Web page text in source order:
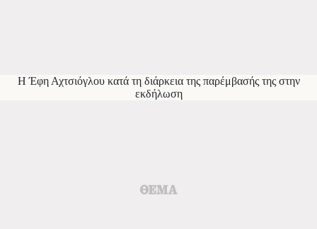
Η Έφη Αχτσιόγλου κατά τη διάρκεια της παρέμβασής της στην
εκδήλωση